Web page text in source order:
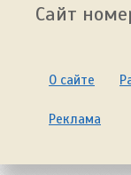
Сайт
О сайте
Реклама